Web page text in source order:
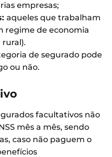
empresas;
aqueles que trabalham
regime de economia
de segurado pode
ou não.
facultativos não
mês a mês, sendo
caso não paguem o